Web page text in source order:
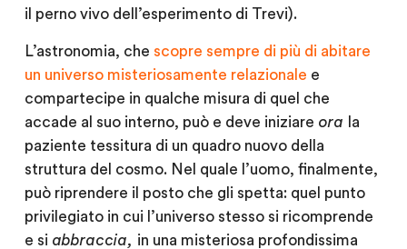
il perno vivo dell’esperimento di Trevi).
L’astronomia, che scopre sempre di più di abitare
un universo misteriosamente relazionale e
compartecipe in qualche misura di quel che
accade al suo interno, può e deve iniziare ora
la
paziente tessitura di un quadro nuovo della
struttura del cosmo. Nel quale l’uomo, finalmente,
può riprendere il posto che gli spetta: quel punto
privilegiato in cui l’universo stesso si ricomprende
e si abbraccia, in una misteriosa profondissima